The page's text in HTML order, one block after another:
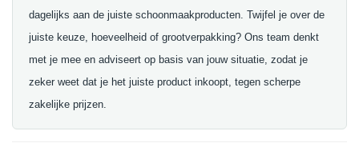
dagelijks aan de juiste schoonmaakproducten. Twijfel je over de
juiste keuze, hoeveelheid of grootverpakking? Ons team denkt
met je mee en adviseert op basis van jouw situatie, zodat je
zeker weet dat je het juiste product inkoopt, tegen scherpe
zakelijke prijzen.